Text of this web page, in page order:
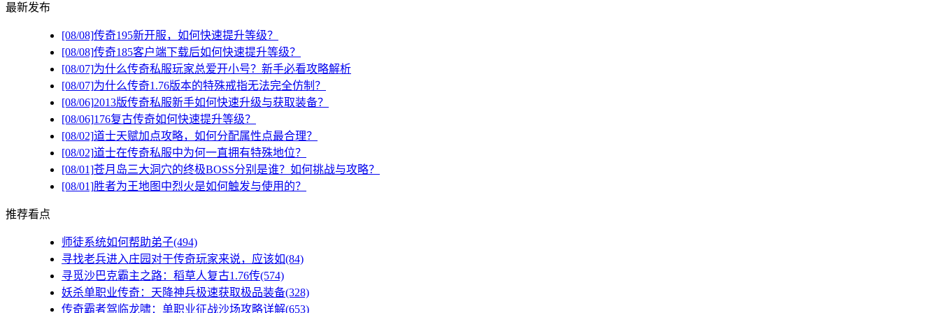
最新发布
[08/08]传奇195新开服，如何快速提升等级？
[08/08]传奇185客户端下载后如何快速提升等级？
[08/07]为什么传奇私服玩家总爱开小号？新手必看攻略解析
[08/07]为什么传奇1.76版本的特殊戒指无法完全仿制？
[08/06]2013版传奇私服新手如何快速升级与获取装备？
[08/06]176复古传奇如何快速提升等级？
[08/02]道士天赋加点攻略，如何分配属性点最合理？
[08/02]道士在传奇私服中为何一直拥有特殊地位？
[08/01]苍月岛三大洞穴的终极BOSS分别是谁？如何挑战与攻略？
[08/01]胜者为王地图中烈火是如何触发与使用的？
推荐看点
师徒系统如何帮助弟子(494)
寻找老兵进入庄园对于传奇玩家来说，应该如(84)
寻觅沙巴克霸主之路：稻草人复古1.76传(574)
妖杀单职业传奇：天降神兵极速获取极品装备(328)
传奇霸者驾临龙啸：单职业征战沙场攻略详解(653)